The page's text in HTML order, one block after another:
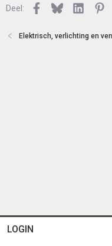
Deel: Facebook
BlueskyLinkedIn
Elektrisch, verlichting en
LOGIN